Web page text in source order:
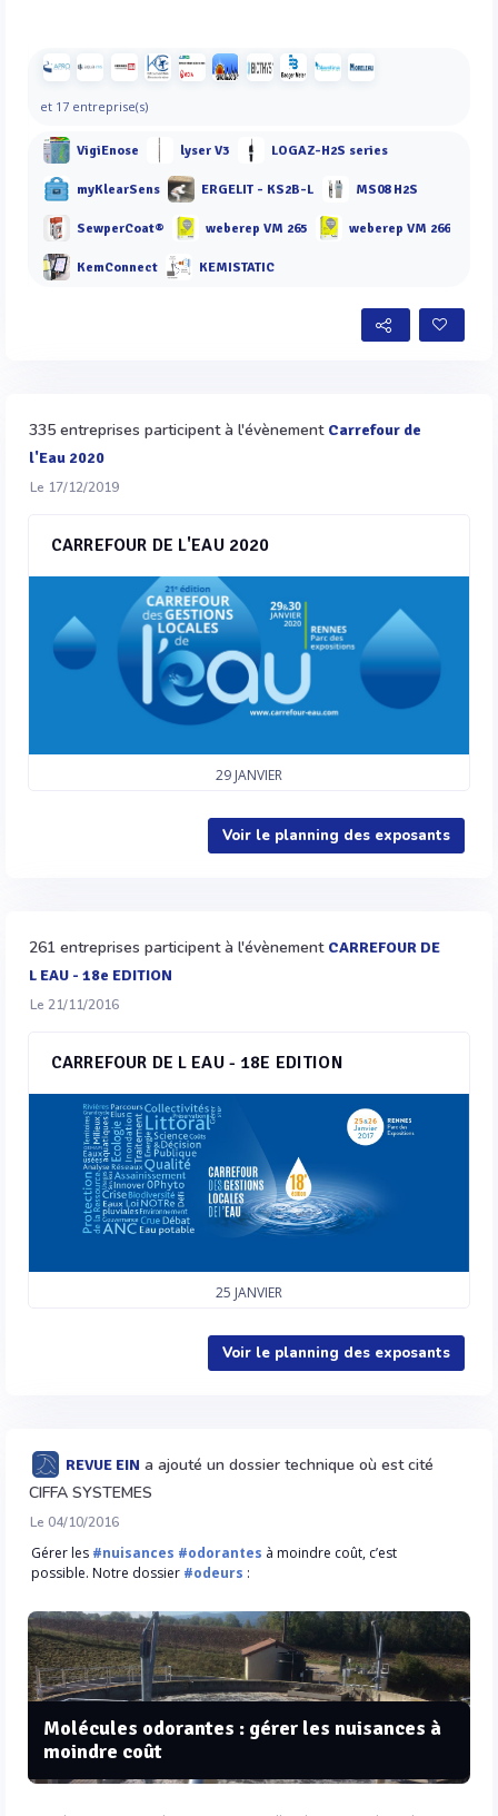
et 17 entreprise(s)
VigiEnose lyser V3 LOGAZ-H2S series
myKlearSens ERGELIT - KS2B-L MS08 H2S
SewperCoat® weberep VM 265 weberep VM 266
KemConnect KEMISTATIC
335 entreprises participent à l'évènement Carrefour de
l'Eau 2020
Le 17/12/2019
CARREFOUR DE L'EAU 2020
29 JANVIER
Voir le planning des exposants
261 entreprises participent à l'évènement CARREFOUR DE
L EAU - 18e EDITION
Le 21/11/2016
CARREFOUR DE L EAU - 18E EDITION
25 JANVIER
Voir le planning des exposants
REVUE EIN a ajouté un dossier technique où est cité
CIFFA SYSTEMES
Le 04/10/2016
Gérer les #nuisances #odorantes à moindre coût, c’est
possible. Notre dossier #odeurs :
Molécules odorantes : gérer les nuisances à
moindre coût